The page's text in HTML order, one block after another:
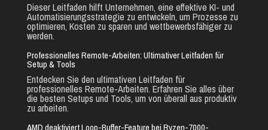
Dieser Leitfaden hilft Unternehmen, eine effektive KI- und
Automatisierungsstrategie zu entwickeln, um Prozesse zu
optimieren, Kosten zu sparen und wettbewerbsfähiger zu
werden.
Professionelles Remote-Arbeiten: Ultimativer Leitfaden für
Setup & Tools
Entdecken Sie den ultimativen Leitfaden für
professionelles Remote-Arbeiten. Erfahren Sie alles über
die besten Setups und Tools, um von überall aus produktiv
zu arbeiten.
AMD deaktiviert Loop-Buffer-Feature bei Ryzen-7000-